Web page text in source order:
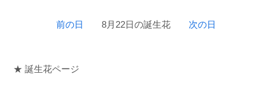
前の日 8月22日の誕生花 次の日
★ 誕生花ページ